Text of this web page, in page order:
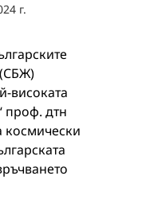
г.
високата
проф. дтн
космически